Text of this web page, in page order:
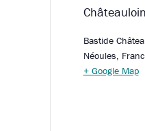
Châteauloin
Bastide
Néoules,
+ Google Map